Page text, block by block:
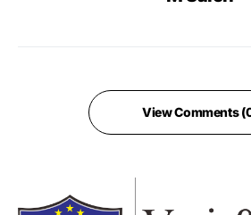
View Comments